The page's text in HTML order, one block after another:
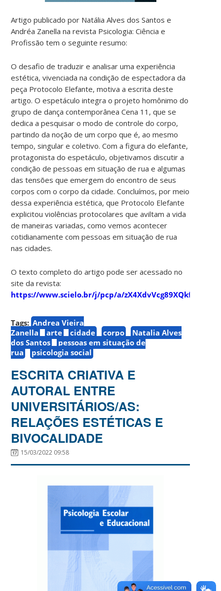
Artigo publicado por Natália Alves dos Santos e
Andréa Zanella na revista Psicologia: Ciência e
Profissão tem o seguinte resumo:
O desafio de traduzir e analisar uma experiência
estética, vivenciada na condição de espectadora da
peça Protocolo Elefante, motiva a escrita deste
artigo. O espetáculo integra o projeto homônimo do
grupo de dança contemporânea Cena 11, que se
dedica a pesquisar o modo de controle do corpo,
partindo da noção de um corpo que é, ao mesmo
tempo, singular e coletivo. Com a figura do elefante,
protagonista do espetáculo, objetivamos discutir a
condição de pessoas em situação de rua e algumas
das tensões que emergem do encontro de seus
corpos com o corpo da cidade. Concluímos, por meio
dessa experiência estética, que Protocolo Elefante
explicitou violências protocolares que aviltam a vida
de maneiras variadas, como vemos acontecer
cotidianamente com pessoas em situação de rua
nas cidades.
O texto completo do artigo pode ser acessado no
site da revista:
https://www.scielo.br/j/pcp/a/
Tags: Andrea Vieira
Zanella
arte cidade corpo
Natalia Alves
dos Santos
pessoas em situação de
rua
psicologia social
ESCRITA CRIATIVA E
AUTORAL ENTRE
UNIVERSITÁRIOS/AS:
RELAÇÕES ESTÉTICAS E
BIVOCALIDADE
15/03/2022 09:58